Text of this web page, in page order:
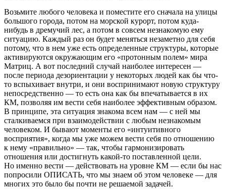
Возьмите любого человека и поместите его сначала на улицы
большого города, потом на морской курорт, потом куда-
нибудь в дремучий лес, а потом в совсем незнакомую ему
ситуацию. Каждый раз он будет меняться незаметно для себя
потому, что в нем уже есть определенные структуры, которые
активируются окружающим его «протонным полем» мира
Матриц. А вот последний случай наиболее интересен —
после периода дезориентации у некоторых людей как бы что-
то вспыхивает внутри, и они воспринимают новую структуру
непосредственно — то есть она как бы впечатывается в их
КМ, позволяя им вести себя наиболее эффективным образом.
В принципе, эта ситуация знакома всем нам — с ней мы
сталкиваемся при взаимодействии с любым незнакомым
человеком. И бывают моменты его «интуитивного
восприятия», когда мы уже можем вести себя по отношению
к нему «правильно» — так, чтобы гармонизировать
отношения или достигнуть какой-то поставленной цели.
Но именно вести — действовать на уровне КМ — если бы нас
попросили ОПИСАТЬ, что мы знаем об этом человеке — для
многих это было бы почти не решаемой задачей.